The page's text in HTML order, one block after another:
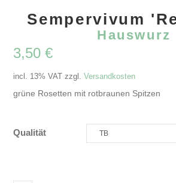
Sempervivum
Hauswurz
3,50€
incl. 13% VAT zzgl.Versandkosten
grüne Rosetten mit rotbraunen Spitzen
Qualität